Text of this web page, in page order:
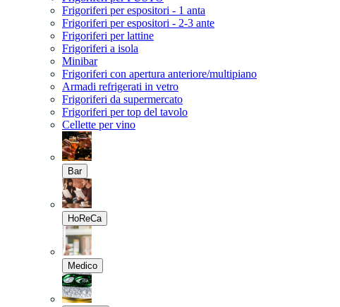
Frigoriferi per espositori - 1 anta
Frigoriferi per espositori - 2-3 ante
Frigoriferi per lattine
Frigoriferi a isola
Minibar
Frigoriferi con apertura anteriore/multipiano
Armadi refrigerati in vetro
Frigoriferi da supermercato
Frigoriferi per top del tavolo
Cellette per vino
Bar
HoReCa
Medico